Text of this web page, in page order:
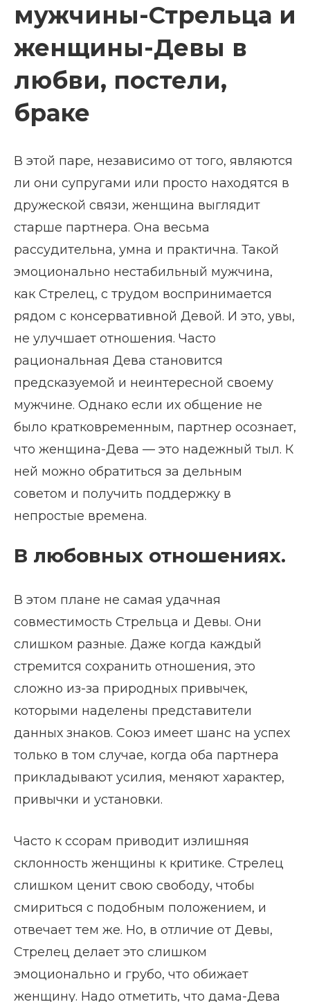
мужчины-Стрельца и
женщины-Девы в
любви, постели,
браке
В этой паре, независимо от того, являются
ли они супругами или просто находятся в
дружеской связи, женщина выглядит
старше партнера. Она весьма
рассудительна, умна и практична. Такой
эмоционально нестабильный мужчина,
как Стрелец, с трудом воспринимается
рядом с консервативной Девой. И это, увы,
не улучшает отношения. Часто
рациональная Дева становится
предсказуемой и неинтересной своему
мужчине. Однако если их общение не
было кратковременным, партнер осознает,
что женщина-Дева — это надежный тыл. К
ней можно обратиться за дельным
советом и получить поддержку в
непростые времена.
В любовных отношениях.
В этом плане не самая удачная
совместимость Стрельца и Девы. Они
слишком разные. Даже когда каждый
стремится сохранить отношения, это
сложно из-за природных привычек,
которыми наделены представители
данных знаков. Союз имеет шанс на успех
только в том случае, когда оба партнера
прикладывают усилия, меняют характер,
привычки и установки.
Часто к ссорам приводит излишняя
склонность женщины к критике. Стрелец
слишком ценит свою свободу, чтобы
смириться с подобным положением, и
отвечает тем же. Но, в отличие от Девы,
Стрелец делает это слишком
эмоционально и грубо, что обижает
женщину. Надо отметить, что дама-Дева